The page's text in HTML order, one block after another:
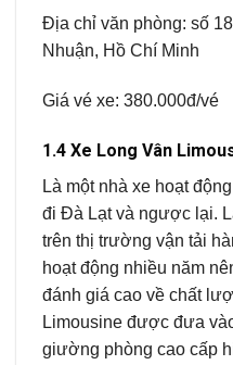
Địa chỉ văn phòng: số
Nhuận, Hồ Chí Minh
Giá vé xe: 380.000đ/vé
1.4 Xe Long Vân
Là một nhà xe hoạt
đi Đà Lạt và ngược lại.
trên thị trường vận tải
hoạt động nhiều năm
đánh giá cao về chất
Limousine được đưa
giường phòng cao cấp